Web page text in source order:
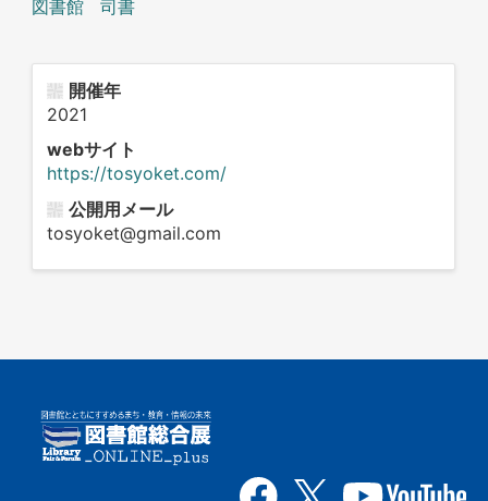
図書館
司書
開催年
2021
webサイト
https://tosyoket.com/
公開用メール
tosyoket@gmail.com